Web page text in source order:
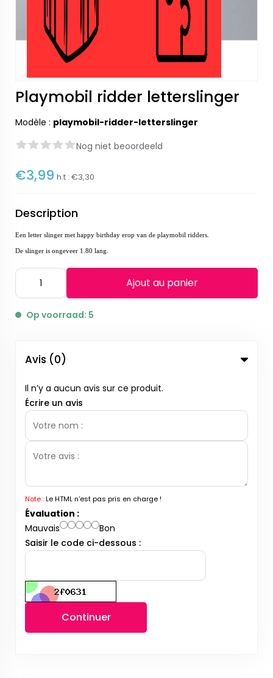
Playmobil ridder letterslinger
Modèle : playmobil-ridder-letterslinger
Nog niet beoordeeld
€3,99 h.t : €3,30
Description
Een letter slinger met happy birthday erop van de playmobil ridders.
De slinger is ongeveer 1.80 lang.
Ajout au panier
Op voorraad: 5
Avis (0)
Il n’y a aucun avis sur ce produit.
Écrire un avis
Note :Le HTML n’est pas pris en charge !
Évaluation :
Mauvais
Bon
Saisir le code ci-dessous :
Continuer